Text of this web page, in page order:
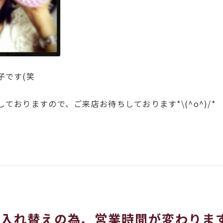
です(笑
ておりますので、ご来店お待ちしております*\(^o^)/*
替えの為、営業時間が変わりま